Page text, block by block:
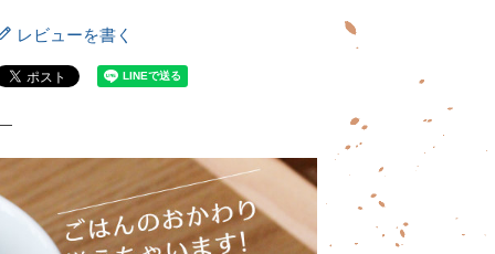
レビューを書く